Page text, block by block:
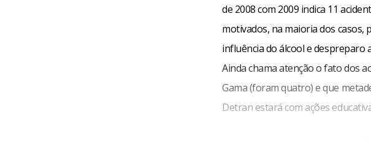
de 2008 com 2009 indica 11
motivados, na maioria dos casos,
influência do álcool e despreparo
Ainda chama atenção o fato dos
Gama (foram quatro) e que
Detran estará com ações